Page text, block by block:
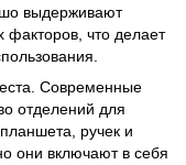
выдерживают
факторов, что делает
Современные
отделений для
ручек и
они включают в себя